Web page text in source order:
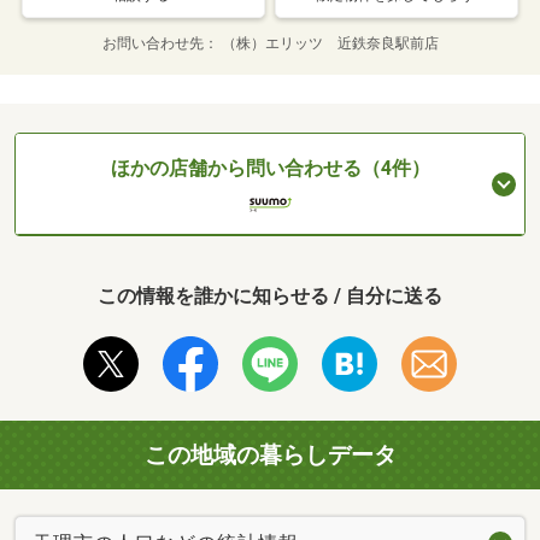
お問い合わせ先 （株）エリッツ 近鉄奈良駅前店
ほかの店舗から問い合わせる（4件）
この情報を誰かに知らせる / 自分に送る
この地域の暮らしデータ